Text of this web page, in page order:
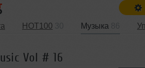
HOT100 Музыка
Vol # 16